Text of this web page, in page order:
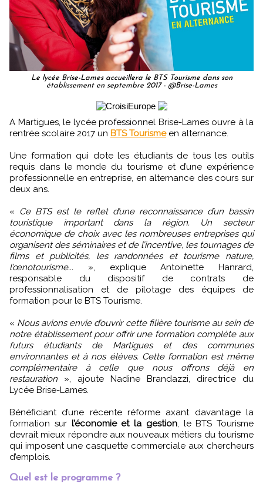
Le lycée Brise-Lames accueillera le BTS Tourisme dans son
établissement en septembre 2017 - @Brise-Lames
A Martigues, le lycée professionnel Brise-Lames ouvre à la
rentrée scolaire 2017 un BTS Tourismeen alternance.
Une formation qui dote les étudiants de tous les outils
requis dans le monde du tourisme et d’une expérience
professionnelle en entreprise, en alternance des cours sur
deux ans.
« Ce BTS est le reflet d’une reconnaissance d’un bassin
touristique important dans la région. Un secteur
économique de choix avec les nombreuses entreprises qui
organisent des séminaires et de l’incentive, les tournages de
films et publicités, les randonnées et tourisme nature,
l’œnotourisme... », explique Antoinette Hanrard,
responsable du dispositif de contrats de
professionnalisation et de pilotage des équipes de
formation pour le BTS Tourisme.
« Nous avions envie d’ouvrir cette filière tourisme au sein de
notre établissement pour offrir une formation complète aux
futurs étudiants de Martigues et des communes
environnantes et à nos élèves. Cette formation est même
complémentaire à celle que nous offrons déjà en
restauration », ajoute Nadine Brandazzi, directrice du
Lycée Brise-Lames.
Bénéficiant d’une récente réforme axant davantage la
formation sur l’économie et la gestion, le BTS Tourisme
devrait mieux répondre aux nouveaux métiers du tourisme
qui imposent une casquette commerciale aux chercheurs
d’emplois.
Quel est le programme ?